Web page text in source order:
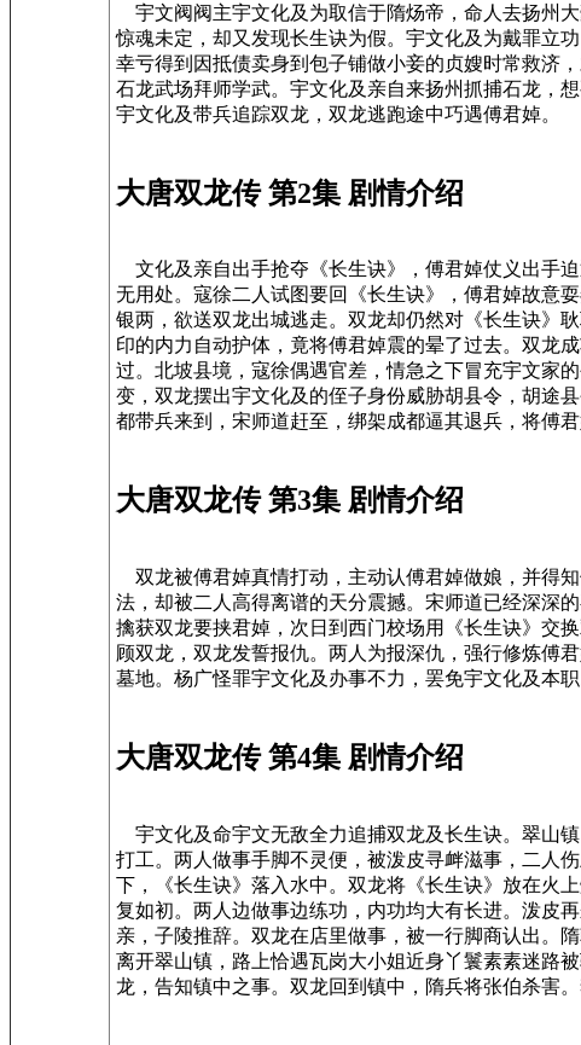
宇文阀阀主宇文化及为取信于隋炀帝，命人去扬州
惊魂未定，却又发现长生诀为假。宇文化及为戴罪立
幸亏得到因抵债卖身到包子铺做小妾的贞嫂时常救济
石龙武场拜师学武。宇文化及亲自来扬州抓捕石龙，
宇文化及带兵追踪双龙，双龙逃跑途中巧遇傅君婥。
大唐双龙传 第2集 剧情介绍
文化及亲自出手抢夺《长生诀》，傅君婥仗义出手
无用处。寇徐二人试图要回《长生诀》，傅君婥故意
银两，欲送双龙出城逃走。双龙却仍然对《长生诀》
印的内力自动护体，竟将傅君婥震的晕了过去。双龙
过。北坡县境，寇徐偶遇官差，情急之下冒充宇文家
变，双龙摆出宇文化及的侄子身份威胁胡县令，胡途
都带兵来到，宋师道赶至，绑架成都逼其退兵，将傅
大唐双龙传 第3集 剧情介绍
双龙被傅君婥真情打动，主动认傅君婥做娘，并得
法，却被二人高得离谱的天分震撼。宋师道已经深深
擒获双龙要挟君婥，次日到西门校场用《长生诀》交
顾双龙，双龙发誓报仇。两人为报深仇，强行修炼傅
墓地。杨广怪罪宇文化及办事不力，罢免宇文化及本职
大唐双龙传 第4集 剧情介绍
宇文化及命宇文无敌全力追捕双龙及长生诀。翠山
打工。两人做事手脚不灵便，被泼皮寻衅滋事，二人
下，《长生诀》落入水中。双龙将《长生诀》放在火
复如初。两人边做事边练功，内功均大有长进。泼皮
亲，子陵推辞。双龙在店里做事，被一行脚商认出。
离开翠山镇，路上恰遇瓦岗大小姐近身丫鬟素素迷路
龙，告知镇中之事。双龙回到镇中，隋兵将张伯杀害